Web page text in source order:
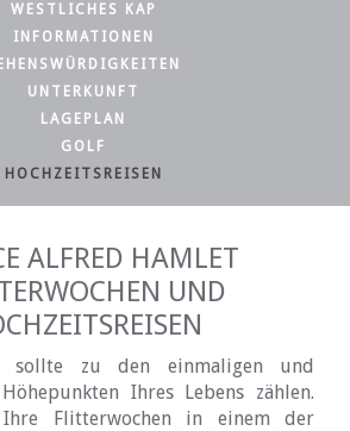
WESTLICHES KAP
INFORMATIONEN
UNTERKUNFT
LAGEPLAN
GOLF
HOCHZEITSREISEN
ALFRED HAMLET
UND
sollte zu den einmaligen und
Ihres Lebens zählen.
Flitterwochen in einem der